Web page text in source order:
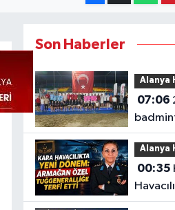
Son Haberler
Alanya
07:06
Alanya
00:35